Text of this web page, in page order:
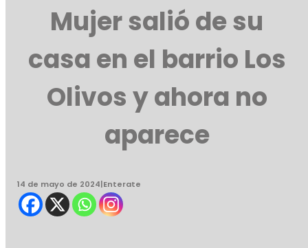
Mujer salió de su
casa en el barrio Los
Olivos y ahora no
aparece
14 de mayo de 2024|Enterate